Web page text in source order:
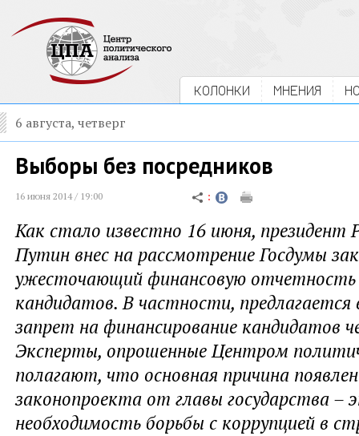
КОЛОНКИ МНЕНИЯ
6 августа, четверг
Выборы без посредников
16 июня 2014 / 19:00
Как стало известно 16 июня,
Путин внес на рассмотрение Госдумы
ужесточающий финансовую
кандидатов. В частности, предлагается
запрет на финансирование кандидатов
Эксперты, опрошенные Центром
полагают, что основная причина
законопроекта от главы государства –
необходимость борьбы с коррупцией в